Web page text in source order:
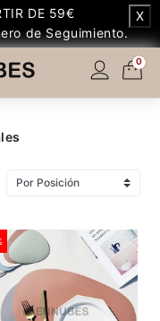
DE 59€
de Seguimiento.
X
0